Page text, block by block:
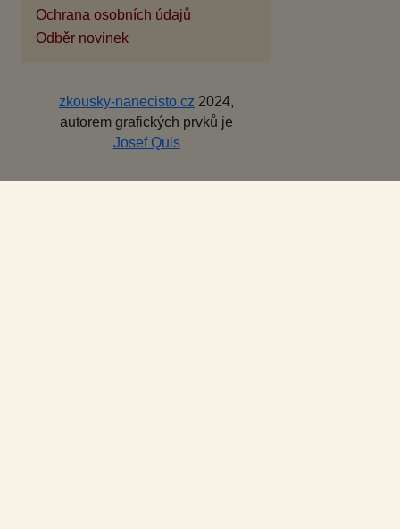
Ochrana osobních údajů
Odběr novinek
zkousky-nanecisto.cz 2024,
autorem grafických prvků je
Josef Quis